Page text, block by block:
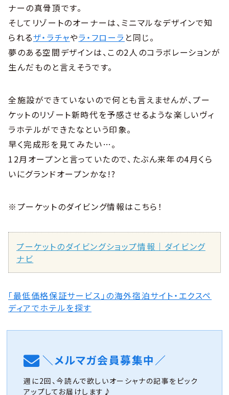
ナーの真骨頂です。
そしてリゾートのオーナーは、ミニマルなデザインで知
られるザ・ラチャやラ・フローラ と同じ。
夢のある空間デザインは、この2人のコラボレーションが
生んだものと言えそうです。
全施設ができていないので何とも言えませんが、プー
ケットのリゾート新時代を予感させるような楽しいヴィ
ラホテルができたなという印象。
早く完成形を見てみたい…。
12月オープンと言っていたので、たぶん来年の4月くら
いにグランドオープンかな!?
※プーケットのダイビング情報はこちら！
プーケットのダイビングショップ情報｜ダイビング
ナビ
「最低価格保証サービス」の海外宿泊サイト・エクスペ
ディアでホテルを探す
＼メルマガ会員募集中／
週に2回、今読んで欲しいオーシャナの記事をピック
アップしてお届けします♪